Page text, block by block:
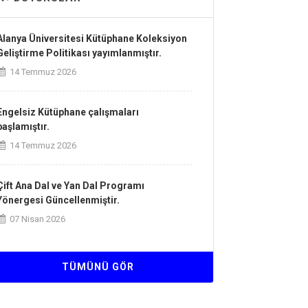
Üniversitesi Kütüphane Koleksiyon
Politikası yayımlanmıştır.
14 Temmuz 2026
Kütüphane çalışmaları
14 Temmuz 2026
Ana Dal ve Yan Dal Programı
Güncellenmiştir.
07 Nisan 2026
Kurum İçi ve Kurumlararası Yatay Geçiş
Esaslarına İlişkin Yönergesi
TÜMÜNÜ GÖR